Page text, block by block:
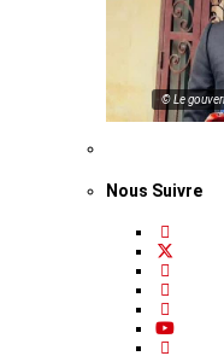
© Le
Nous Suivre